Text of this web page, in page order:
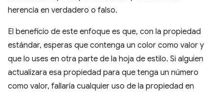
herencia en verdadero o falso.
El beneficio de este enfoque es que, con la propiedad
estándar, esperas que contenga un color como valor y
que lo uses en otra parte de la hoja de estilo. Si alguien
actualizara esa propiedad para que tenga un número
como valor, fallaría cualquier uso de la propiedad en